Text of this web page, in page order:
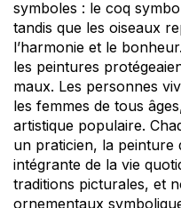
symboles : le coq
tandis que les oiseaux
l’harmonie et le
les peintures
maux. Les personnes
les femmes de tous
artistique populaire.
un praticien, la peinture
intégrante de la vie
traditions picturales, et
ornementaux